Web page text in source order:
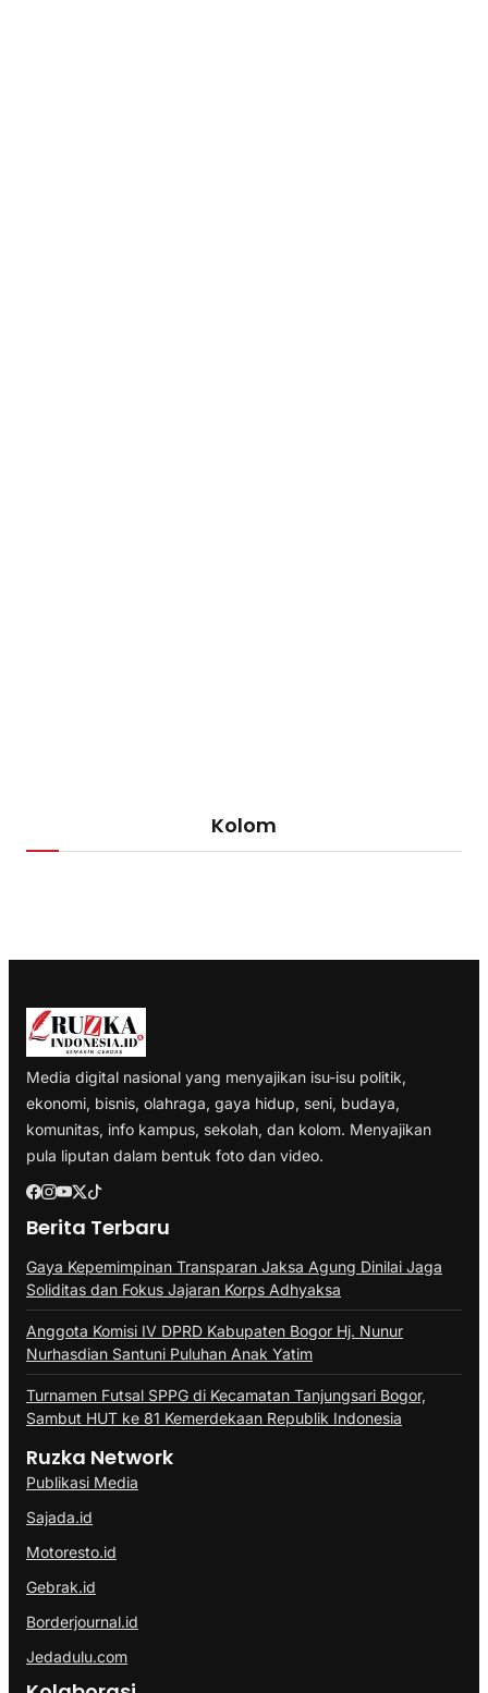
Kolom
Media digital nasional yang menyajikan isu-isu politik,
ekonomi, bisnis, olahraga, gaya hidup, seni, budaya,
komunitas, info kampus, sekolah, dan kolom. Menyajikan
pula liputan dalam bentuk foto dan video.
Berita Terbaru
Gaya Kepemimpinan Transparan Jaksa Agung Dinilai Jaga
Soliditas dan Fokus Jajaran Korps Adhyaksa
Anggota Komisi IV DPRD Kabupaten Bogor Hj. Nunur
Nurhasdian Santuni Puluhan Anak Yatim
Turnamen Futsal SPPG di Kecamatan Tanjungsari Bogor,
Sambut HUT ke 81 Kemerdekaan Republik Indonesia
Ruzka Network
Publikasi Media
Sajada.id
Motoresto.id
Gebrak.id
Borderjournal.id
Jedadulu.com